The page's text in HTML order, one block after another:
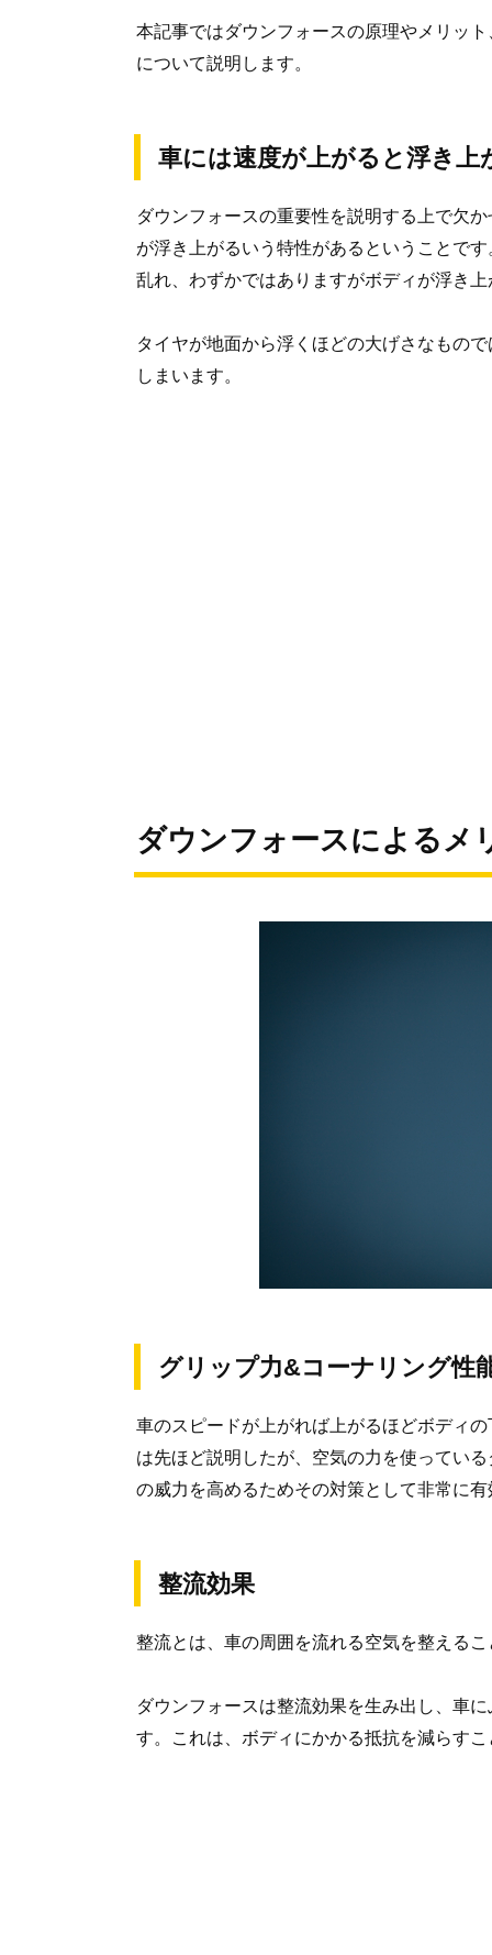
本記事ではダウンフォースの原理やメリッ
について説明します。
車には速度が上がると浮き上
ダウンフォースの重要性を説明する上で欠
が浮き上がるいう特性があるということで
乱れ、わずかではありますがボディが浮き
タイヤが地面から浮くほどの大げさなもの
しまいます。
ダウンフォースによるメ
グリップ力&コーナリング性
車のスピードが上がれば上がるほどボディ
は先ほど説明したが、空気の力を使ってい
の威力を高めるためその対策として非常に
整流効果
整流とは、車の周囲を流れる空気を整える
ダウンフォースは整流効果を生み出し、車
す。これは、ボディにかかる抵抗を減らす